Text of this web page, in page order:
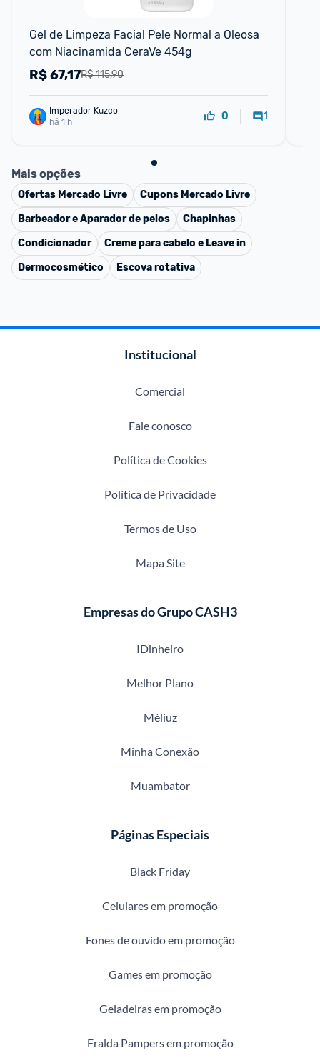
Gel de Limpeza Facial Pele Normal a Oleosa
com Niacinamida CeraVe 454g
R$ 115,90
R$67,17
Imperador Kuzco
há 1 h
0 1
Mais opções
Ofertas Mercado Livre Cupons Mercado Livre
Barbeador e Aparador de pelos
Chapinhas
Condicionador
Creme para cabelo e Leave in
Dermocosmético
Escova rotativa
Institucional
Comercial
Fale conosco
Política de Cookies
Política de Privacidade
Termos de Uso
Mapa Site
Empresas do Grupo CASH3
IDinheiro
Melhor Plano
Méliuz
Minha Conexão
Muambator
Páginas Especiais
Black Friday
Celulares em promoção
Fones de ouvido em promoção
Games em promoção
Geladeiras em promoção
Fralda Pampers em promoção